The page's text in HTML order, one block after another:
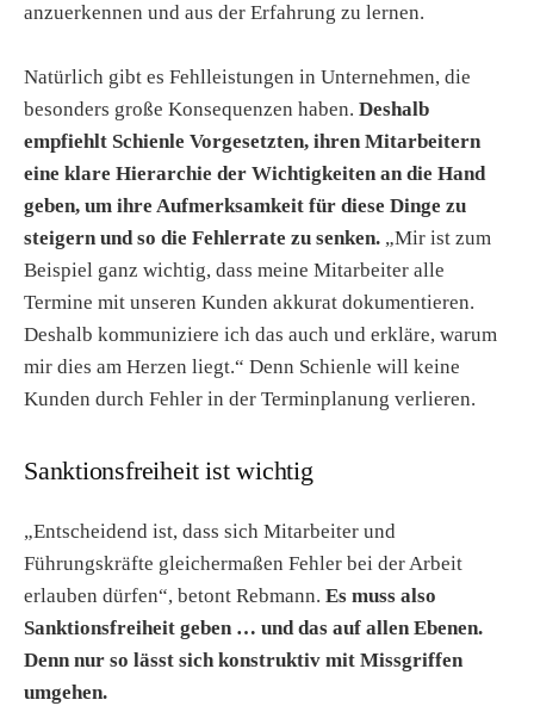
anzuerkennen und aus der Erfahrung zu lernen.
Natürlich gibt es Fehlleistungen in Unternehmen, die
besonders große Konsequenzen haben. Deshalb
empfiehlt Schienle Vorgesetzten, ihren Mitarbeitern
eine klare Hierarchie der Wichtigkeiten an die Hand
geben, um ihre Aufmerksamkeit für diese Dinge zu
steigern und so die Fehlerrate zu senken. „Mir ist zum
Beispiel ganz wichtig, dass meine Mitarbeiter alle
Termine mit unseren Kunden akkurat dokumentieren.
Deshalb kommuniziere ich das auch und erkläre, warum
mir dies am Herzen liegt.“ Denn Schienle will keine
Kunden durch Fehler in der Terminplanung verlieren.
Sanktionsfreiheit ist wichtig
„Entscheidend ist, dass sich Mitarbeiter und
Führungskräfte gleichermaßen Fehler bei der Arbeit
erlauben dürfen“, betont Rebmann. Es muss also
Sanktionsfreiheit geben … und das auf allen Ebenen.
Denn nur so lässt sich konstruktiv mit Missgriffen
umgehen.